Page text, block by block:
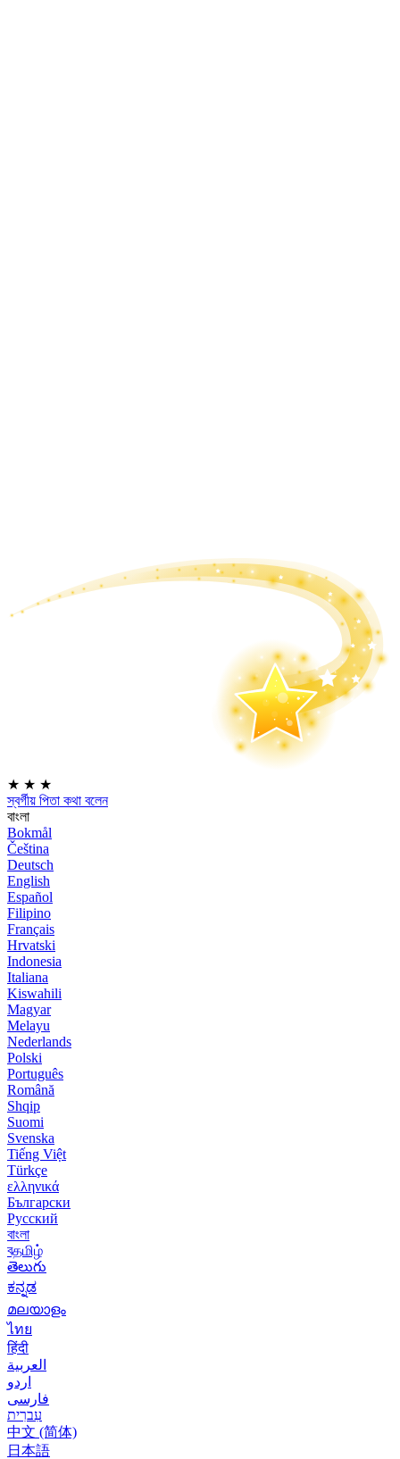
★ ★ ★
স্বর্গীয় পিতা কথা বলেন
বাংলা
Bokmål
Čeština
Deutsch
English
Español
Filipino
Français
Hrvatski
Indonesia
Italiana
Kiswahili
Magyar
Melayu
Nederlands
Polski
Português
Română
Shqip
Suomi
Svenska
Tiếng Việt
Türkçe
ελληνικά
Български
Русский
বাংলা
বதமிழ்
తెలుగు
ಕನ್ನಡ
മലയാളം
ไทย
हिंदी
العربية
اردو
فارسی
עִברִית
中文 (简体)
日本語